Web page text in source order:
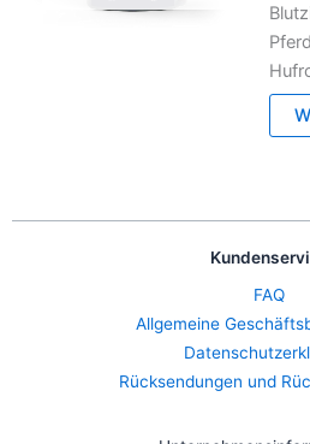
FAQ
Allgemeine
Rücksendungen und